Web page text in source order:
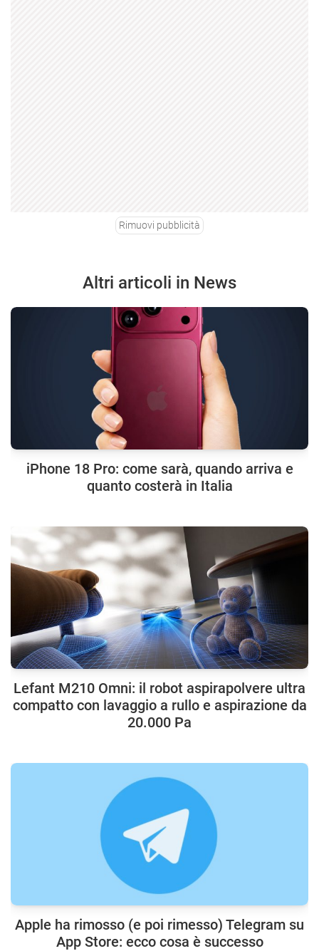
Rimuovi pubblicità
Altri articoli in News
iPhone 18 Pro: come sarà, quando arriva e
quanto costerà in Italia
Lefant M210 Omni: il robot aspirapolvere ultra
compatto con lavaggio a rullo e aspirazione da
20.000 Pa
Apple ha rimosso (e poi rimesso) Telegram su
App Store: ecco cosa è successo